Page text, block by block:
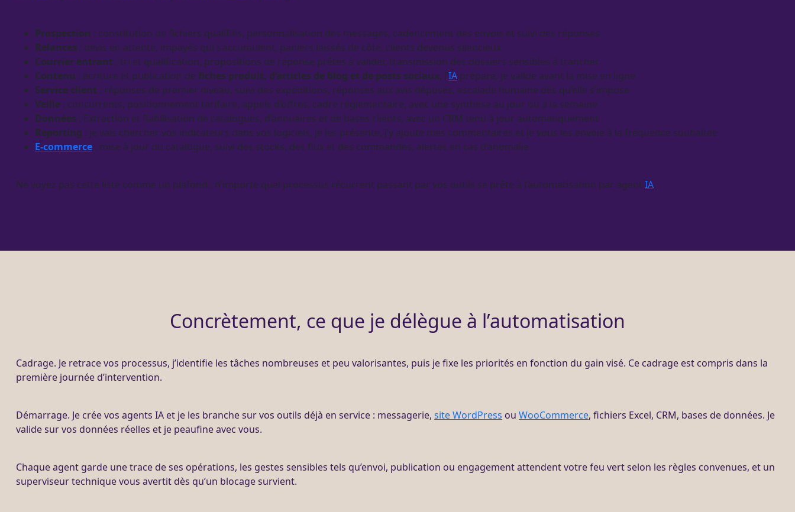
Prospection : constitution de fichiers qualifiés, personnalisation des messages, cadencement des envois et suivi des réponses
Relances : devis en attente, impayés qui s’accumulent, paniers laissés de côté, clients devenus silencieux
Courrier entrant : tri et qualification, propositions de réponse prêtes à valider, transmission des dossiers sensibles à trancher
Contenu : écriture et publication de fiches produit, d’articles de blog et de posts sociaux, l’IA prépare, je valide avant la mise en ligne
Service client : réponses de premier niveau, suivi des expéditions, réponses aux avis déposés, escalade humaine dès qu’elle s’impose
Veille : concurrents, positionnement tarifaire, appels d’offres, cadre réglementaire, avec une synthèse au jour ou à la semaine
Données : Extraction et fiabilisation de catalogues, d’annuaires et de bases clients, avec un CRM tenu à jour automatiquement
Reporting : je vais chercher vos indicateurs dans vos logiciels, je les présente, j’y ajoute mes commentaires et je vous les envoie à la fréquence souhaitée
E-commerce : mise à jour du catalogue, suivi des stocks, des flux et des commandes, alertes en cas d’anomalie
Ne voyez pas cette liste comme un plafond : n’importe quel processus récurrent passant par vos outils se prête à l’automatisation par agent IA.
Concrètement, ce que je délègue à l’automatisation
Cadrage. Je retrace vos processus, j’identifie les tâches nombreuses et peu valorisantes, puis je fixe les priorités en fonction du gain visé. Ce cadrage est compris dans la
première journée d’intervention.
Démarrage. Je crée vos agents IA et je les branche sur vos outils déjà en service : messagerie, site WordPress ou WooCommerce, fichiers Excel, CRM, bases de données. Je
valide sur vos données réelles et je peaufine avec vous.
Chaqueagent garde une trace de ses opérations, les gestes sensibles tels qu’envoi, publication ou engagement attendent votre feu vert selon les règles convenues, et un
superviseur technique vous avertit dès qu’un blocage survient.